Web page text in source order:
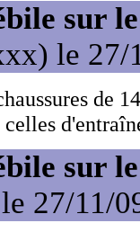
sur
le 27/
de
sur
27/11/